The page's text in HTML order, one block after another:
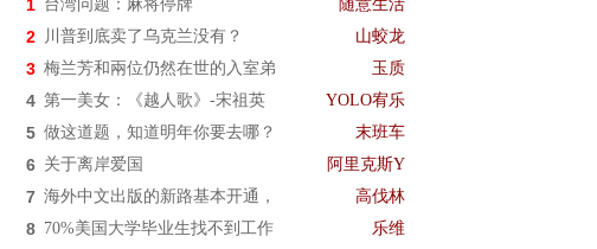
1 台湾问题：麻将停牌 随意生活
2 川普到底卖了乌克兰没有？ 山蛟龙
3 梅兰芳和兩位仍然在世的入室弟 玉质
4 第一美女：《越人歌》-宋祖英 YOLO宥乐
5 做这道题，知道明年你要去哪？ 末班车
6 关于离岸爱国 阿里克斯Y
7 海外中文出版的新路基本开通， 高伐林
8 70%美国大学毕业生找不到工作 乐维